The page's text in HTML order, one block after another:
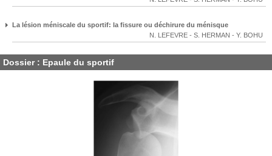
La lésion méniscale du sportif: la fissure ou déchirure du ménisque
N. LEFEVRE - S. HERMAN - Y. BOHU
Dossier : Epaule du sportif